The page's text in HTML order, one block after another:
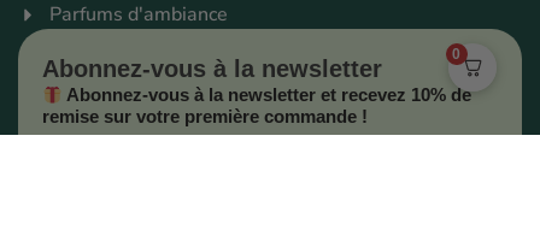
Parfums d'ambiance
Abonnez-vous à la newsletter
Abonnez-vous à la newsletter et recevez 10% de
remise sur votre première commande !
0